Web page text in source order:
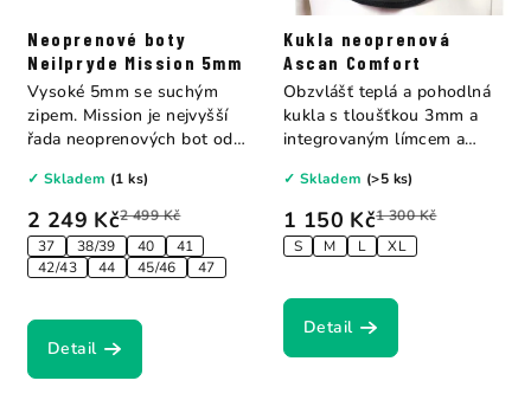
Neoprenové boty
Neilpryde Mission 5mm
2 249 Kč2 499 Kč
37 38/39 40
41
42/43
44 45/46 47
✓ Skladem (1 ks)
Detail
Vysoké 5mm se suchým
zipem. Mission je nejvyšší
řada neoprenových bot od
Kukla neoprenová
Ascan Comfort
1 150 Kč1 300 Kč
S M L XL
✓ Skladem (>5 ks)
Detail
Obzvlášť teplá a pohodlná
kukla s tloušťkou 3mm a
integrovaným límcem a